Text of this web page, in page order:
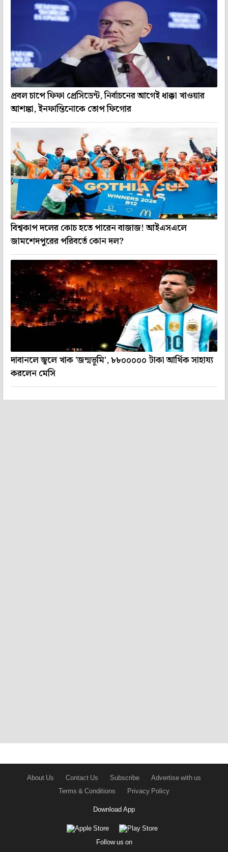
প্রবল চাপে ফিফা প্রেসিডেন্ট, নির্বাচনের আগেই ধাক্কা খাওয়ার
আশঙ্কা, ইনফান্তিনোকে তোপ ফিগোর
বিশ্বকাপ দলের কোচ হতে পারেন বাজাজ! আইএসএলে
জামশেদপুরের পরিবর্তে কোন দল?
দাবানলে জ্বলে খাক 'জন্মভূমি', ৮৮০০০০০ টাকা আর্থিক সাহায্য
করলেন মেসি
About Us Contact Us Subscribe
Advertise with us
Terms & Conditions
Privacy Policy
Download App
Follow us on